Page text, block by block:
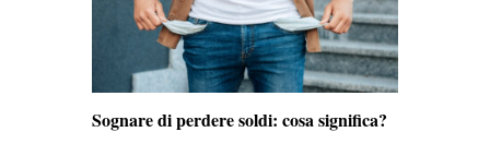
Sognare di perdere soldi: cosa significa?